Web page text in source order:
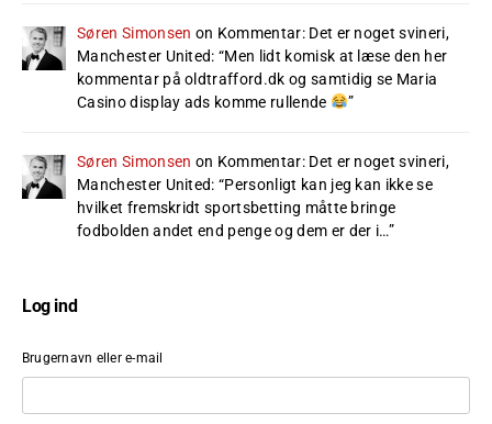
Søren Simonsen on Kommentar: Det er noget svineri,
Manchester United: “Men lidt komisk at læse den her
kommentar på oldtrafford.dk og samtidig se Maria
Casino display ads komme rullende
”
Søren Simonsen on Kommentar: Det er noget svineri,
Manchester United: “Personligt kan jeg kan ikke se
hvilket fremskridt sportsbetting måtte bringe
fodbolden andet end penge og dem er der i…”
Log ind
Brugernavn eller e-mail